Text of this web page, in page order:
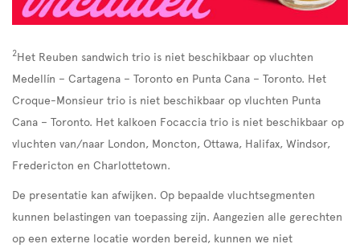
2Het Reuben sandwich trio is niet beschikbaar op vluchten
Medellín – Cartagena – Toronto en Punta Cana – Toronto. Het
Croque-Monsieur trio is niet beschikbaar op vluchten Punta
Cana – Toronto. Het kalkoen Focaccia trio is niet beschikbaar op
vluchten van/naar London, Moncton, Ottawa, Halifax, Windsor,
Fredericton en Charlottetown.
De presentatie kan afwijken. Op bepaalde vluchtsegmenten
kunnen belastingen van toepassing zijn. Aangezien alle gerechten
op een externe locatie worden bereid, kunnen we niet